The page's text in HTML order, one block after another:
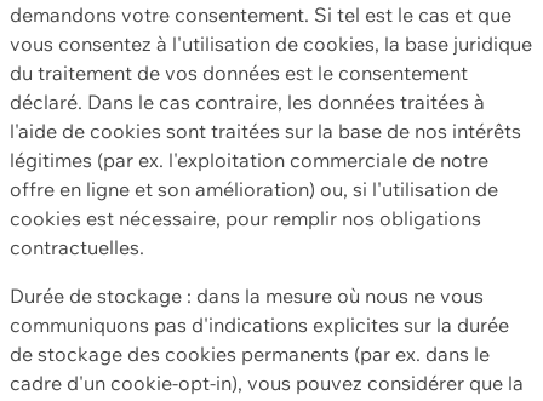
demandons votre consentement. Si tel est le cas et que
vous consentez à l'utilisation de cookies, la base juridique
du traitement de vos données est le consentement
déclaré. Dans le cas contraire, les données traitées à
l'aide de cookies sont traitées sur la base de nos intérêts
légitimes (par ex. l'exploitation commerciale de notre
offre en ligne et son amélioration) ou, si l'utilisation de
cookies est nécessaire, pour remplir nos obligations
contractuelles.
Durée de stockage : dans la mesure où nous ne vous
communiquons pas d'indications explicites sur la durée
de stockage des cookies permanents (par ex. dans le
cadre d'un cookie-opt-in), vous pouvez considérer que la